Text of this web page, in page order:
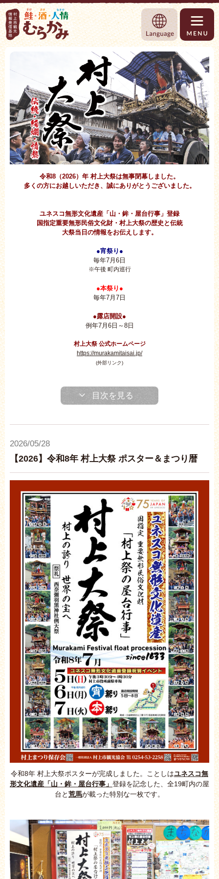
村上市観光情報総合サイト 村上市観光
Language
令和8（2026）年 村上大祭は無事閉幕しました。
多くの方にお越しいただき、誠にありがとうございました。
ユネスコ無形文化遺産「山・鉾・屋台行事」登録
国指定重要無形民俗文化財・村上大祭の歴史と伝統
大祭当日の情報をお伝えします。
●宵祭り●
毎年7月6日
※午後 町内巡行
●本祭り●
毎年7月7日
●露店開設●
例年7月6日～8日
村上大祭 公式ホームページ
https://murakamitaisai.jp/
(外部リンク)
目次を見る
2026/05/28
【2026】令和8年 村上大祭 ポスター＆まつり暦
令和8年 村上大祭ポスターが完成しました。ことしはユネスコ無
形文化遺産「山・鉾・屋台行事」 登録を記念した、全19町内の屋
台と荒馬が載った特別な一枚です。